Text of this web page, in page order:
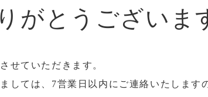
がとうございま
せていただきます。
しては、7営業日以内にご連絡いたします